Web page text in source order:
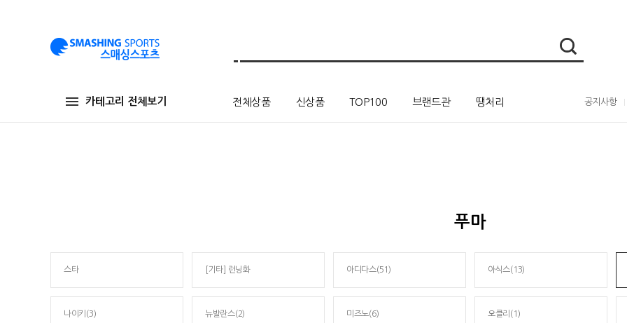
카테고리 전체보기 전체상품 신상품 TOP100 브랜드관 땡처리 공지사항
푸마
스타 [기타] 런닝화 아디다스(51) 아식스(13)
나이키(3) 뉴발란스(2) 미즈노(6) 오클리(1)